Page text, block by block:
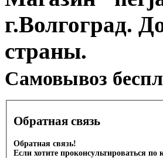
г.Волгоград.
страны.
Cамовывоз
Обратная связь
Обратная связь!
Если хотите проконсультироваться